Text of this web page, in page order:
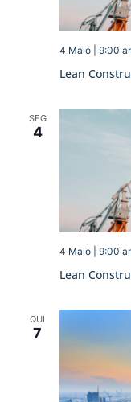
Lean
4 Maio | 9:00
SEG
4
Lean
4 Maio | 9:00
QUI
7